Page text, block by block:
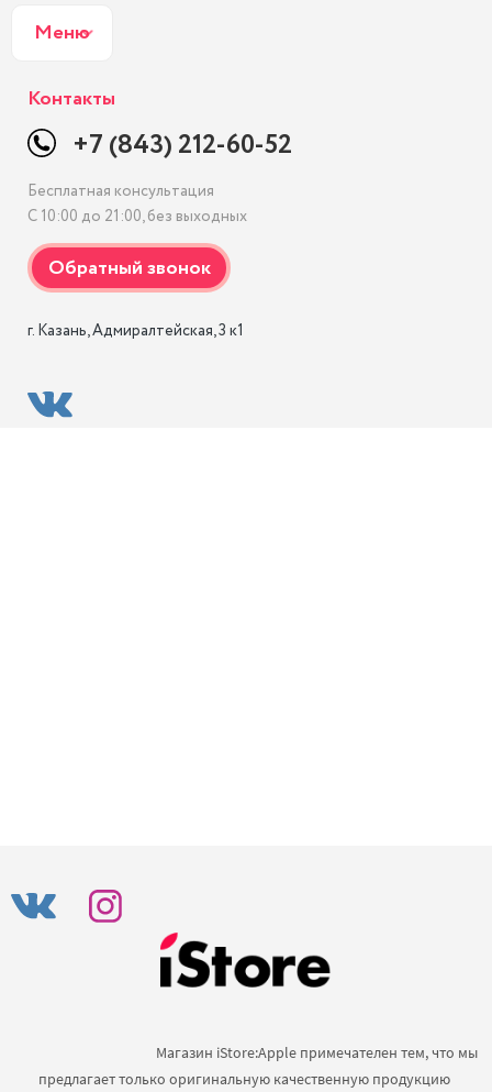
Меню
Контакты
+7 (843) 212-60-52
Бесплатная консультация
С 10:00 до 21:00, без выходных
г. Казань, Адмиралтейская, 3 к1
предлагает только оригинальную качественную продукцию